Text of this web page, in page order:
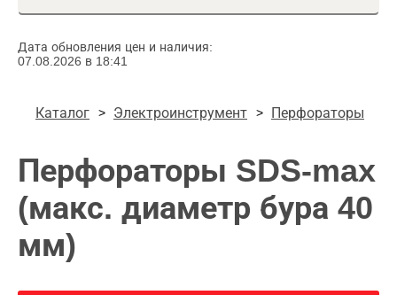
Дата обновления цен и наличия:
07.08.2026 в 18:41
Каталог Электроинструмент Перфораторы
Перфораторы SDS-max
(макс. диаметр бура 40
мм)